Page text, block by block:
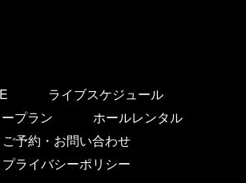
ライブスケジュール
プラン
ホールレンタル
ご予約・お問い合わせ
プライバシーポリシー